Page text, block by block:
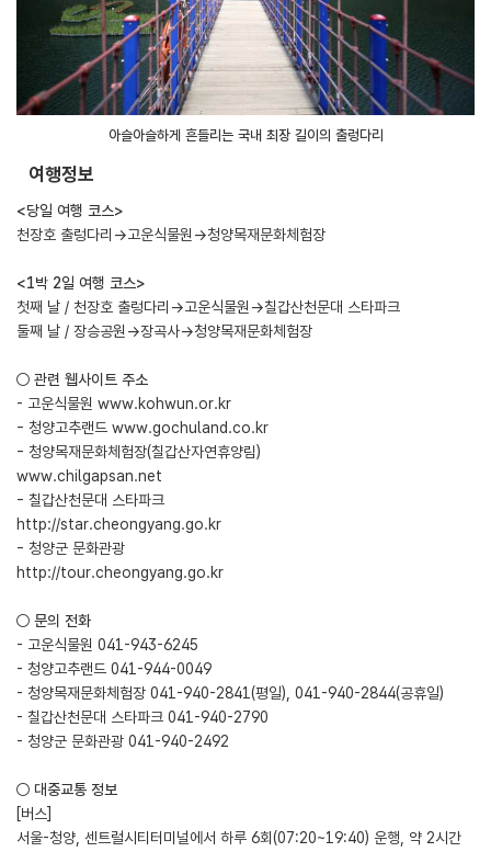
아슬아슬하게 흔들리는 국내 최장 길이의 출렁다리
여행정보
<당일 여행 코스>
천장호 출렁다리→고운식물원→청양목재문화체험장
<1박 2일 여행 코스>
첫째 날 / 천장호 출렁다리→고운식물원→칠갑산천문대 스타파크
둘째 날 / 장승공원→장곡사→청양목재문화체험장
○ 관련 웹사이트 주소
- 고운식물원 www.kohwun.or.kr
- 청양고추랜드 www.gochuland.co.kr
- 청양목재문화체험장(칠갑산자연휴양림)
www.chilgapsan.net
- 칠갑산천문대 스타파크
http://star.cheongyang.go.kr
- 청양군 문화관광
http://tour.cheongyang.go.kr
○ 문의 전화
- 고운식물원 041-943-6245
- 청양고추랜드 041-944-0049
- 청양목재문화체험장 041-940-2841(평일), 041-940-2844(공휴일)
- 칠갑산천문대 스타파크 041-940-2790
- 청양군 문화관광 041-940-2492
○ 대중교통 정보
[버스]
서울-청양, 센트럴시티터미널에서 하루 6회(07:20~19:40) 운행, 약 2시간